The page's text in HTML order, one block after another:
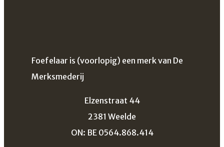
Foefelaar is (voorlopig) een merk van De
Merksmederij
Elzenstraat 44
2381 Weelde
ON: BE 0564.868.414